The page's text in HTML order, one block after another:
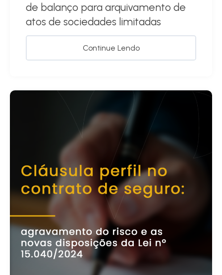
de balanço para arquivamento de
atos de sociedades limitadas
Continue Lendo